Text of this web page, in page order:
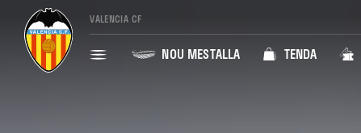
VALENCIA CF
NOU MESTALLA TENDA